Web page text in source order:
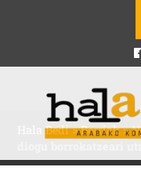
Hala Bedi>Berriak>